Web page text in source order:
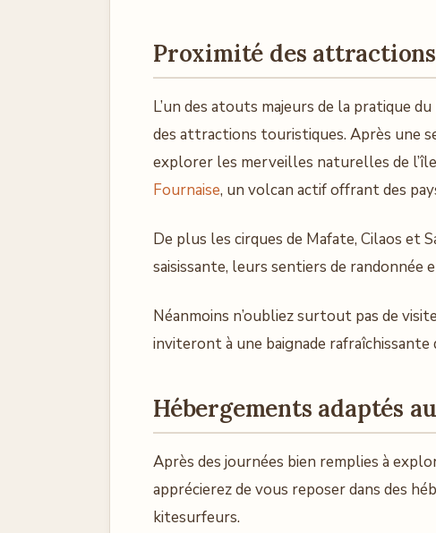
Proximité des
L’un des atouts majeurs de la pratique
des attractions touristiques. Après une
explorer les merveilles naturelles de
Fournaise, un volcan actif offrant des
De plus les cirques de Mafate, Cilaos et
saisissante, leurs sentiers de randonnée
Néanmoins n’oubliez surtout pas de
inviteront à une baignade rafraîchissante
Hébergements adaptés
Après des journées bien remplies à
apprécierez de vous reposer dans des
kitesurfeurs.